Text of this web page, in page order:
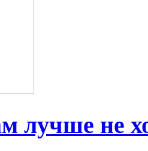
лучше не